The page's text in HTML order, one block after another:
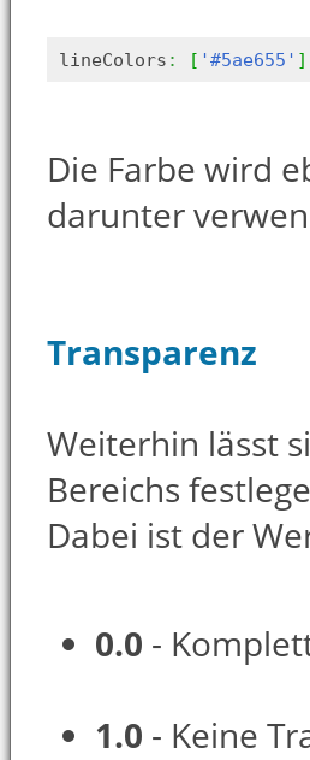
lineColors : [ '#5ae655' ]
Die Farbe wird
darunter
Transparenz
Weiterhin lässt
Bereichs
Dabei ist der
0.0 -
1.0 - Keine